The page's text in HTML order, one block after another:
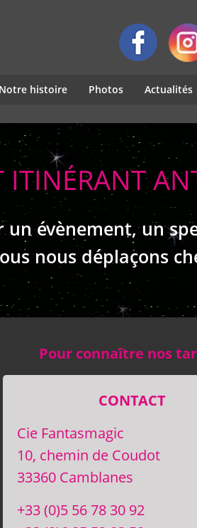
Notre histoire Photos Actualités
ITINÉRANT
évènement, un
nous déplaçons
Pour connaître nos
CONTACT
Cie Fantasmagic
10, chemin de Coudot
33360 Camblanes
+33 (0)5 56 78 30 92